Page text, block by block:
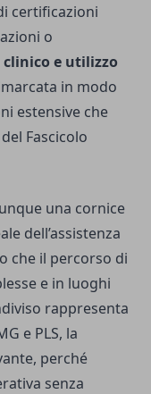
certificazioni
o
e utilizzo
in modo
estensive che
Fascicolo
una cornice
dell’assistenza
che il percorso di
e in luoghi
rappresenta
e PLS, la
perché
senza